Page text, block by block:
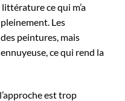
littérature ce qui m’a
Les
peintures, mais
ce qui rend la
est trop